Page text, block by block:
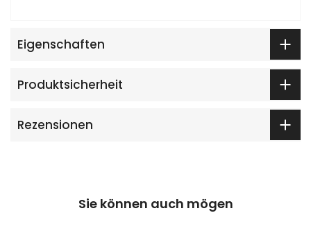
Eigenschaften
Produktsicherheit
Rezensionen
Sie können auch mögen